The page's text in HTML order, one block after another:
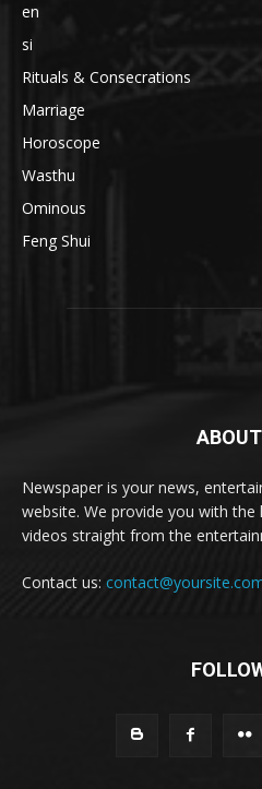
en
si
Rituals & Consecrations
Marriage
Horoscope
Wasthu
Ominous
Feng Shui
Newspaper is your news,
website. We provide you with the
videos straight from the
Contact us: